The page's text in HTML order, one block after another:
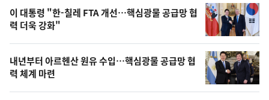
오
늘
의
사
진
이 대통령 "한-칠레 FTA 개선…핵심광물 공급망 협
력 더욱 강화"
내년부터 아르헨산 원유 수입…핵심광물 공급망 협
력 체계 마련